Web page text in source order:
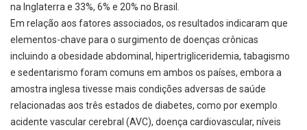
na Inglaterra e 33%, 6% e 20% no Brasil.
Em relação aos fatores associados, os resultados indicaram que
elementos-chave para o surgimento de doenças crônicas
incluindo a obesidade abdominal, hipertrigliceridemia, tabagismo
e sedentarismo foram comuns em ambos os países, embora a
amostra inglesa tivesse mais condições adversas de saúde
relacionadas aos três estados de diabetes, como por exemplo
acidente vascular cerebral (AVC), doença cardiovascular, níveis